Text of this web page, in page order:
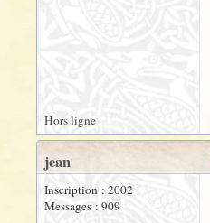
Hors ligne
jean
Inscription : 2002
Messages : 909